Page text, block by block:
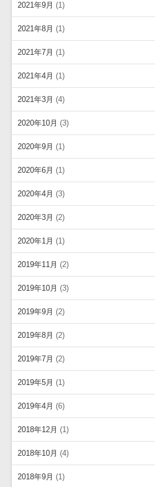
2021年9月 (1)
2021年8月 (1)
2021年7月 (1)
2021年4月 (1)
2021年3月 (4)
2020年10月 (3)
2020年9月 (1)
2020年6月 (1)
2020年4月 (3)
2020年3月 (2)
2020年1月 (1)
2019年11月 (2)
2019年10月 (3)
2019年9月 (2)
2019年8月 (2)
2019年7月 (2)
2019年5月 (1)
2019年4月 (6)
2018年12月 (1)
2018年10月 (4)
2018年9月 (1)